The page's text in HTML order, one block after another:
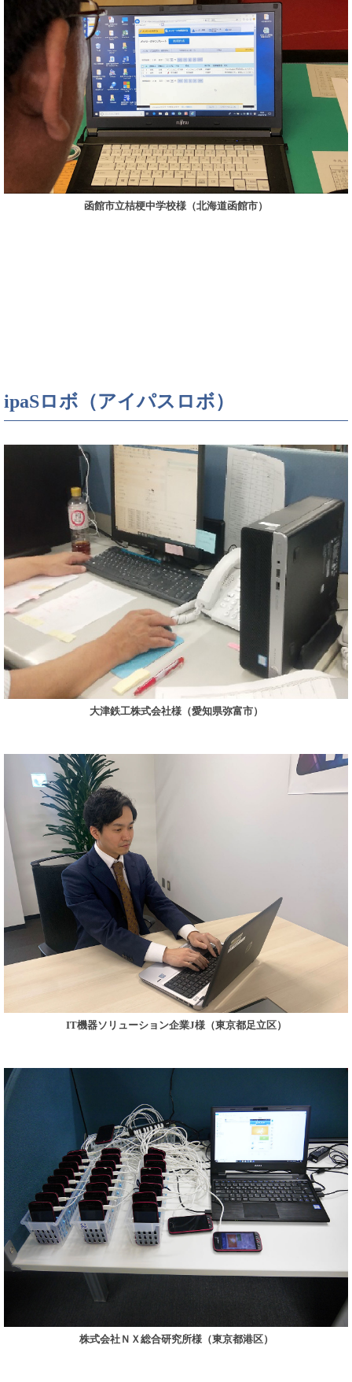
函館市立桔梗中学校様（北海道函館市）
ipaSロボ（アイパスロボ）
大津鉄工株式会社様（愛知県弥富市）
IT機器ソリューション企業J様（東京都足立区）
株式会社ＮＸ総合研究所様（東京都港区）